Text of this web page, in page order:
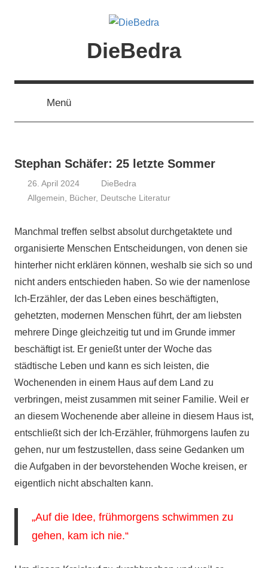
DieBedra
Menü
Stephan Schäfer: 25 letzte Sommer
26. April 2024
DieBedra
Allgemein
Bücher, Deutsche Literatur
Manchmal treffen selbst absolut durchgetaktete und
organisierte Menschen Entscheidungen, von denen sie
hinterher nicht erklären können, weshalb sie sich so und
nicht anders entschieden haben. So wie der namenlose
Ich-Erzähler, der das Leben eines beschäftigten,
gehetzten, modernen Menschen führt, der am liebsten
mehrere Dinge gleichzeitig tut und im Grunde immer
beschäftigt ist. Er genießt unter der Woche das
städtische Leben und kann es sich leisten, die
Wochenenden in einem Haus auf dem Land zu
verbringen, meist zusammen mit seiner Familie. Weil er
an diesem Wochenende aber alleine in diesem Haus ist,
entschließt sich der Ich-Erzähler, frühmorgens laufen zu
gehen, nur um festzustellen, dass seine Gedanken um
die Aufgaben in der bevorstehenden Woche kreisen, er
eigentlich nicht abschalten kann.
„Auf die Idee, frühmorgens schwimmen zu
gehen, kam ich nie.“